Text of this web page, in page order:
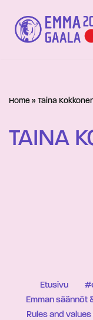
Siirry
suoraan
Home » Taina
TAINA
Etusivu
Emman säännöt
Rules and